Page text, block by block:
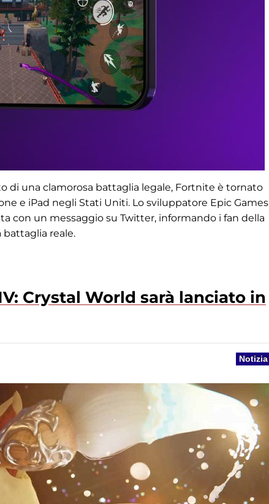
di una clamorosa battaglia legale, Fortnite è tornato
e iPad negli Stati Uniti. Lo sviluppatore Epic Games
con un messaggio su Twitter, informando i fan della
reale.
Crystal World sarà lanciato in
Notizia